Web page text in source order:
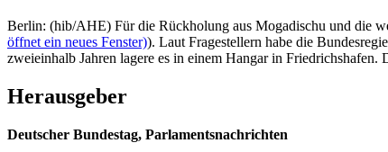
Berlin: (hib/AHE) Für die Rückholung aus Mogadischu und die
öffnet ein neues Fenster)). Laut Fragestellern habe die
zweieinhalb Jahren lagere es in einem Hangar in
Herausgeber
Deutscher Bundestag, Parlamentsnachrichten